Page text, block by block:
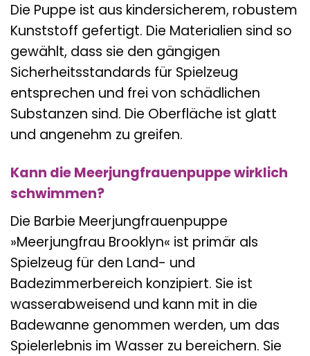
Die Puppe ist aus kindersicherem, robustem
Kunststoff gefertigt. Die Materialien sind so
gewählt, dass sie den gängigen
Sicherheitsstandards für Spielzeug
entsprechen und frei von schädlichen
Substanzen sind. Die Oberfläche ist glatt
und angenehm zu greifen.
Kann die Meerjungfrauenpuppe wirklich
schwimmen?
Die Barbie Meerjungfrauenpuppe
»Meerjungfrau Brooklyn« ist primär als
Spielzeug für den Land- und
Badezimmerbereich konzipiert. Sie ist
wasserabweisend und kann mit in die
Badewanne genommen werden, um das
Spielerlebnis im Wasser zu bereichern. Sie